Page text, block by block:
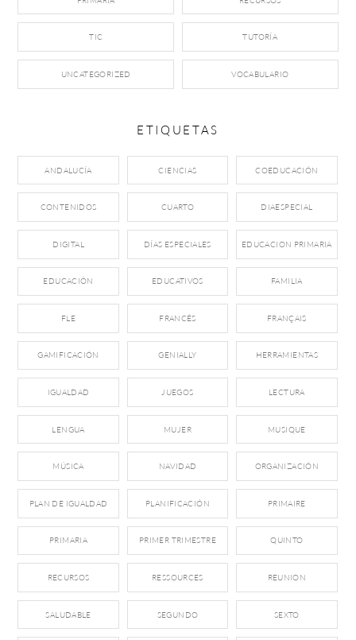
TIC TUTORÍA
UNCATEGORIZED VOCABULARIO
ETIQUETAS
ANDALUCÍA CIENCIAS COEDUCACIÓN
CONTENIDOS CUARTO DIAESPECIAL
DIGITAL DÍAS ESPECIALES EDUCACION PRIMARIA
EDUCACIÓN EDUCATIVOS FAMILIA
FLE FRANCÉS FRANÇAIS
GAMIFICACIÓN GENIALLY HERRAMIENTAS
IGUALDAD JUEGOS LECTURA
LENGUA MUJER MUSIQUE
MÚSICA NAVIDAD ORGANIZACIÓN
PLAN DE IGUALDAD PLANIFICACIÓN PRIMAIRE
PRIMARIA PRIMER TRIMESTRE QUINTO
RECURSOS RESSOURCES REUNION
SALUDABLE SEGUNDO SEXTO